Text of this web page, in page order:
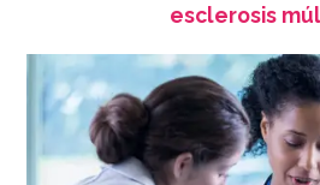
esclerosis